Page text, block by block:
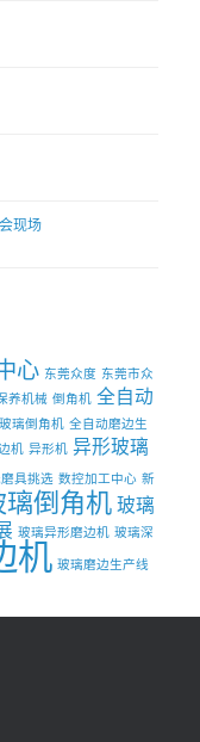
现场
心 东莞众度 东莞市众
养机械 倒角机 全自动
璃倒角机 全自动磨边生
机 异形机 异形玻璃
具挑选 数控加工中心 新
璃倒角机玻璃
玻璃异形磨边机 玻璃深
机 玻璃磨边生产线